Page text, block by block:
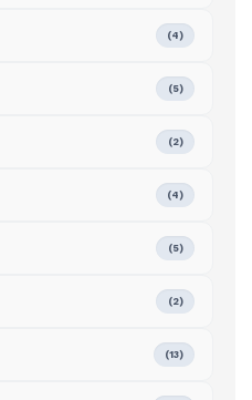
(4)
(5)
(2)
(4)
(5)
(2)
(13)